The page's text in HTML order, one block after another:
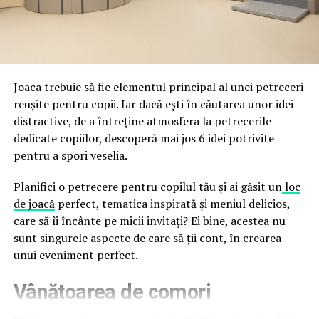
împreună, nu în tensiune una cu cealaltă, pe toată
durata de viață a amenajării, indiferent de câte sezoane
Directoratul Național de Securitate Cibernetică (DNSC)
false până la tentative de furt al datelor personale și
financiare. Instituția recomandă verificarea atentă a
sursei mesajelor și raportarea incidentelor la numărul
unic 1911.
Campaniile identificate în ultimele săptămâni folosesc
false de streaming, coduri QR malițioase și mesaje care
promit bilete, rambursări, premii sau acces gratuit la
meciuri. FBI a emis în luna mai un avertisment privind
site-urile care clonează platforma oficială prin
modificări minore ale denumirii domeniului, precum
a colecta date personale și bancare.
Joaca trebuie să fie elementul principal al unei petreceri
reușite pentru copii. Iar dacă ești în căutarea unor idei
distractive, de a întreține atmosfera la petrecerile
dedicate copiilor, descoperă mai jos 6 idei potrivite
pentru a spori veselia.
Planifici o petrecere pentru copilul tău și ai găsit unloc
de joacăperfect, tematica inspirată și meniul delicios,
care să îi încânte pe micii invitați? Ei bine, acestea nu
sunt singurele aspecte de care să ții cont, în crearea
unui eveniment perfect.
Vânătoarea de comori